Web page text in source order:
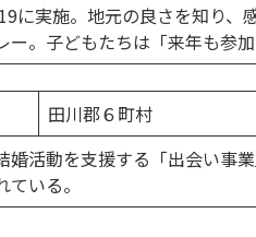
実施。地元の良さを知り、
。子どもたちは「来年も参
田川郡６町村
活動を支援する「出会い事
いる。